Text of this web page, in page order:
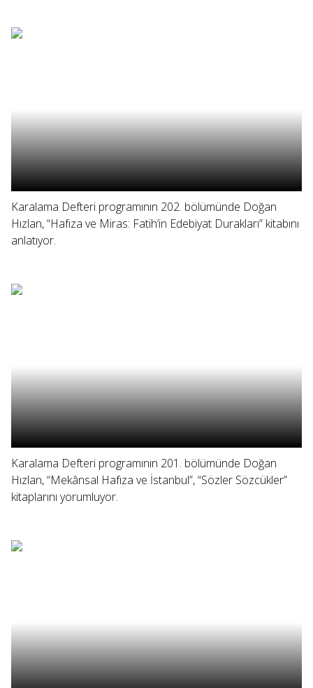
Karalama Defteri programının 202. bölümünde Doğan
Hızlan, “Hafıza ve Miras: Fatih’in Edebiyat Durakları” kitabını
anlatıyor.
Karalama Defteri programının 201. bölümünde Doğan
Hızlan, “Mekânsal Hafıza ve İstanbul”, “Sözler Sözcükler”
kitaplarını yorumluyor.